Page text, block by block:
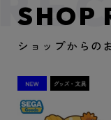
SHOP
ショップからの